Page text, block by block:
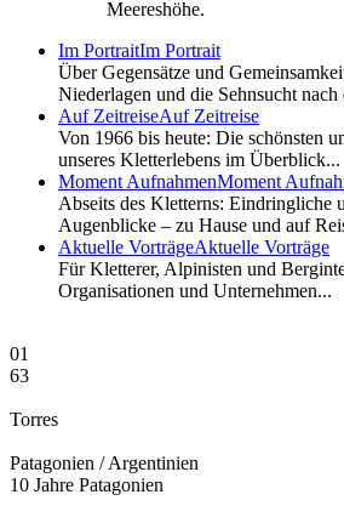
Meereshöhe.
Im PortraitIm Portrait
Über Gegensätze und
Niederlagen und die Sehnsucht nach
Auf ZeitreiseAuf Zeitreise
Von 1966 bis heute: Die schönsten
unseres Kletterlebens im Überblick...
Moment AufnahmenMoment
Abseits des Kletterns: Eindringliche
Augenblicke – zu Hause und auf
Aktuelle VorträgeAktuelle Vorträge
Für Kletterer, Alpinisten und
Organisationen und Unternehmen...
01
63
Torres
Patagonien / Argentinien
10 Jahre Patagonien